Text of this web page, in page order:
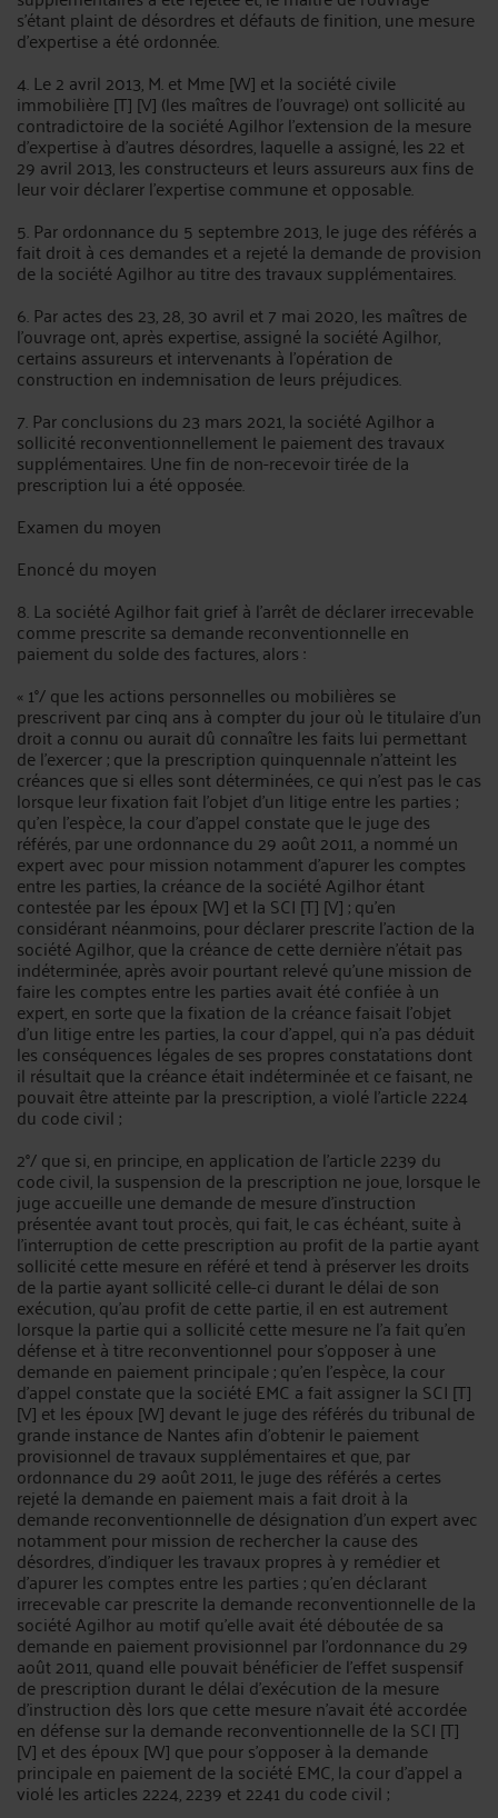
s'étant plaint de désordres et défauts de finition, une mesure
d'expertise a été ordonnée.
4. Le 2 avril 2013, M. et Mme [W] et la société civile
immobilière [T] [V] (les maîtres de l'ouvrage) ont sollicité au
contradictoire de la société Agilhor l'extension de la mesure
d'expertise à d'autres désordres, laquelle a assigné, les 22 et
29 avril 2013, les constructeurs et leurs assureurs aux fins de
leur voir déclarer l'expertise commune et opposable.
5. Par ordonnance du 5 septembre 2013, le juge des référés a
fait droit à ces demandes et a rejeté la demande de provision
de la société Agilhor au titre des travaux supplémentaires.
6. Par actes des 23, 28, 30 avril et 7 mai 2020, les maîtres de
l'ouvrage ont, après expertise, assigné la société Agilhor,
certains assureurs et intervenants à l'opération de
construction en indemnisation de leurs préjudices.
7. Par conclusions du 23 mars 2021, la société Agilhor a
sollicité reconventionnellement le paiement des travaux
supplémentaires. Une fin de non-recevoir tirée de la
prescription lui a été opposée.
Examen du moyen
Enoncé du moyen
8. La société Agilhor fait grief à l'arrêt de déclarer irrecevable
comme prescrite sa demande reconventionnelle en
paiement du solde des factures, alors :
« 1°/ que les actions personnelles ou mobilières se
prescrivent par cinq ans à compter du jour où le titulaire d'un
droit a connu ou aurait dû connaître les faits lui permettant
de l'exercer ; que la prescription quinquennale n'atteint les
créances que si elles sont déterminées, ce qui n'est pas le cas
lorsque leur fixation fait l'objet d'un litige entre les parties ;
qu'en l'espèce, la cour d'appel constate que le juge des
référés, par une ordonnance du 29 août 2011, a nommé un
expert avec pour mission notamment d'apurer les comptes
entre les parties, la créance de la société Agilhor étant
contestée par les époux [W] et la SCI [T] [V] ; qu'en
considérant néanmoins, pour déclarer prescrite l'action de la
société Agilhor, que la créance de cette dernière n'était pas
indéterminée, après avoir pourtant relevé qu'une mission de
faire les comptes entre les parties avait été confiée à un
expert, en sorte que la fixation de la créance faisait l'objet
d'un litige entre les parties, la cour d'appel, qui n'a pas déduit
les conséquences légales de ses propres constatations dont
il résultait que la créance était indéterminée et ce faisant, ne
pouvait être atteinte par la prescription, a violé l'article 2224
du code civil ;
2°/ que si, en principe, en application de l'article 2239 du
code civil, la suspension de la prescription ne joue, lorsque le
juge accueille une demande de mesure d'instruction
présentée avant tout procès, qui fait, le cas échéant, suite à
l'interruption de cette prescription au profit de la partie ayant
sollicité cette mesure en référé et tend à préserver les droits
de la partie ayant sollicité celle-ci durant le délai de son
exécution, qu'au profit de cette partie, il en est autrement
lorsque la partie qui a sollicité cette mesure ne l'a fait qu'en
défense et à titre reconventionnel pour s'opposer à une
demande en paiement principale ; qu'en l'espèce, la cour
d'appel constate que la société EMC a fait assigner la SCI [T]
[V] et les époux [W] devant le juge des référés du tribunal de
grande instance de Nantes afin d'obtenir le paiement
provisionnel de travaux supplémentaires et que, par
ordonnance du 29 août 2011, le juge des référés a certes
rejeté la demande en paiement mais a fait droit à la
demande reconventionnelle de désignation d'un expert avec
notamment pour mission de rechercher la cause des
désordres, d'indiquer les travaux propres à y remédier et
d'apurer les comptes entre les parties ; qu'en déclarant
irrecevable car prescrite la demande reconventionnelle de la
société Agilhor au motif qu'elle avait été déboutée de sa
demande en paiement provisionnel par l'ordonnance du 29
août 2011, quand elle pouvait bénéficier de l'effet suspensif
de prescription durant le délai d'exécution de la mesure
d'instruction dès lors que cette mesure n'avait été accordée
en défense sur la demande reconventionnelle de la SCI [T]
[V] et des époux [W] que pour s'opposer à la demande
principale en paiement de la société EMC, la cour d'appel a
violé les articles 2224, 2239 et 2241 du code civil ;